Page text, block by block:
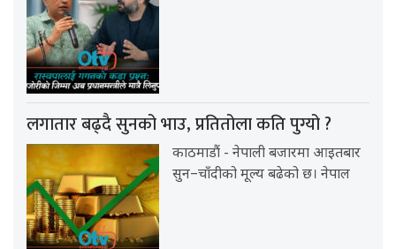
लगातार बढ्दै सुनको भाउ, प्रतितोला कति पुग्यो ?
काठमाडौं - नेपाली बजारमा आइतबार
सुन–चाँदीको मूल्य बढेको छ। नेपाल